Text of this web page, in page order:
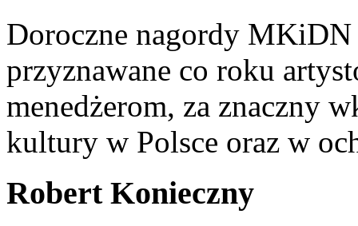
Doroczne nagordy MKiDN
przyznawane co roku
menedżerom, za znaczny
kultury w Polsce oraz w
Robert Konieczny